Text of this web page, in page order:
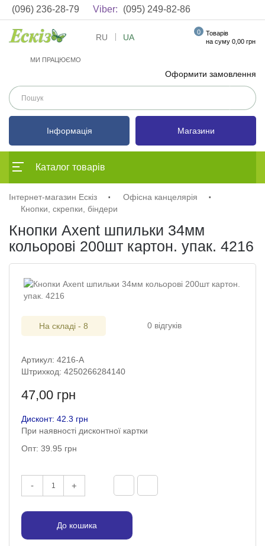
(096) 236-28-79 Viber: (095) 249-82-86
МИ ПРАЦЮЄМО
Оформити замовлення
RU UA Товарів
0
на суму 0,00 грн
Інформація Магазини
Каталог товарів
Інтернет-магазин Ескіз
Офісна канцелярія
Кнопки, скрепки, біндери
Кнопки Axent шпильки 34мм
кольорові 200шт картон. упак. 4216
На складі - 8 0 відгуків
Артикул: 4216-A
Штрихкод: 4250266284140
47,00 грн
Дисконт: 42.3 грн
При наявності дисконтної картки
Опт: 39.95 грн
- +
До кошика